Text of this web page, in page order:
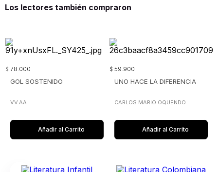
Los lectores también compraron
$ 78.000
GOL SOSTENIDO
VV.AA
Añadir al Carrito
$ 59.900
UNO HACE LA DIFERENCIA
CARLOS MARIO OQUENDO
Añadir al Carrito